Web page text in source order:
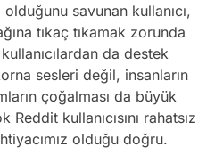
savunan kullanıcı,
tıkaç tıkamak zorunda
da destek
sesleri değil, insanların
çoğalması da büyük
kullanıcısını rahatsız
olduğu doğru.